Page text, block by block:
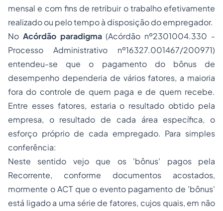
mensal e com fins de retribuir o trabalho efetivamente
realizado ou pelo tempo à disposição do empregador.
No Acórdão paradigma(Acórdão nº2301004.330 -
Processo Administrativo nº16327.001467/200971)
entendeu-se que o pagamento do bônus de
desempenho dependeria de vários fatores, a maioria
fora do controle de quem paga e de quem recebe.
Entre esses fatores, estaria o resultado obtido pela
empresa, o resultado de cada área específica, o
esforço próprio de cada empregado. Para simples
conferência:
Neste sentido vejo que os 'bônus' pagos pela
Recorrente, conforme documentos acostados,
mormente o ACT que o evento pagamento de 'bônus'
está ligado a uma série de fatores, cujos quais, em não